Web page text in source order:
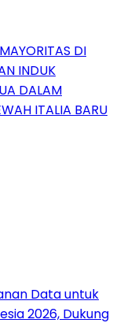
DI
INDUK
DALAM
ITALIA BARU
Data untuk
2026, Dukung